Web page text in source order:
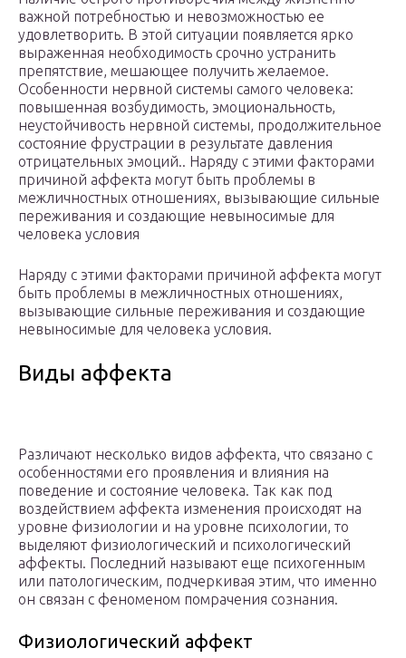
важной потребностью и невозможностью ее
удовлетворить. В этой ситуации появляется ярко
выраженная необходимость срочно устранить
препятствие, мешающее получить желаемое.
Особенности нервной системы самого человека:
повышенная возбудимость, эмоциональность,
неустойчивость нервной системы, продолжительное
состояние фрустрации в результате давления
отрицательных эмоций.. Наряду с этими факторами
причиной аффекта могут быть проблемы в
межличностных отношениях, вызывающие сильные
переживания и создающие невыносимые для
человека условия
Наряду с этими факторами причиной аффекта могут
быть проблемы в межличностных отношениях,
вызывающие сильные переживания и создающие
невыносимые для человека условия.
Виды аффекта
Различают несколько видов аффекта, что связано с
особенностями его проявления и влияния на
поведение и состояние человека. Так как под
воздействием аффекта изменения происходят на
уровне физиологии и на уровне психологии, то
выделяют физиологический и психологический
аффекты. Последний называют еще психогенным
или патологическим, подчеркивая этим, что именно
он связан с феноменом помрачения сознания.
Физиологический аффект